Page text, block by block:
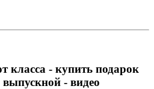
класса - купить подарок
- видео